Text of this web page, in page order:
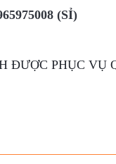
(SỈ)
ĐƯỢC PHỤC VỤ